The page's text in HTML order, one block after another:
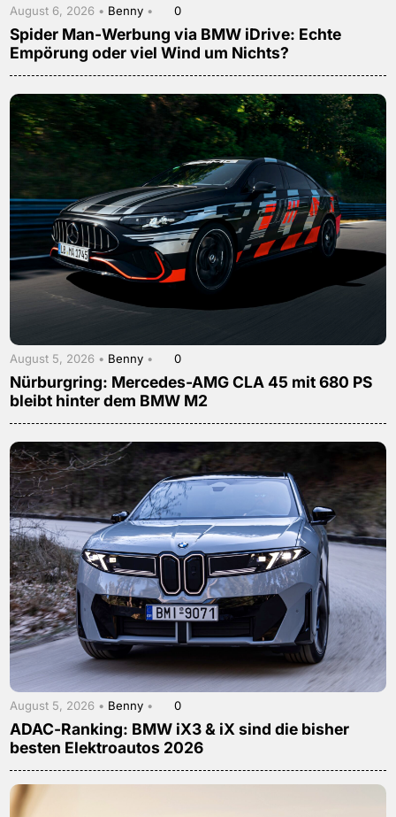
August 6, 2026 • Benny • 0
Spider Man-Werbung via BMW iDrive: Echte
Empörung oder viel Wind um Nichts?
August 5, 2026 • Benny • 0
Nürburgring: Mercedes-AMG CLA 45 mit 680 PS
bleibt hinter dem BMW M2
August 5, 2026 • Benny • 0
ADAC-Ranking: BMW iX3 & iX sind die bisher
besten Elektroautos 2026